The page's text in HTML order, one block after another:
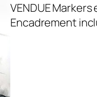
VENDUE
Encadrement